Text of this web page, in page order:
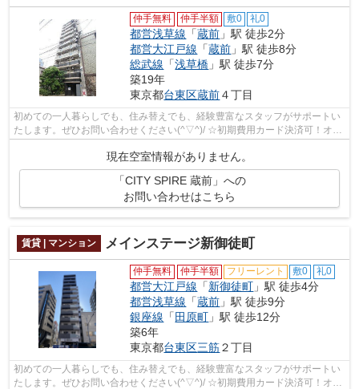
仲手無料 仲手半額 敷0 礼0
都営浅草線 「蔵前 」駅 徒歩2分
都営大江戸線 「蔵前 」駅 徒歩8分
総武線 「浅草橋 」駅 徒歩7分
築19年
東京都台東区蔵前４丁目
初めての一人暮らしでも、住み替えでも、経験豊富なスタッフがサポートい
たします。ぜひお問い合わせください(^▽^)/ ☆初期費用カード決済可！オン
現在空室情報がありません。
「CITY SPIRE 蔵前」への
お問い合わせはこちら
賃貸 | マンション メインステージ新御徒町
仲手無料 仲手半額 フリーレント 敷0 礼0
都営大江戸線 「新御徒町 」駅 徒歩4分
都営浅草線 「蔵前 」駅 徒歩9分
銀座線 「 田原町 」駅 徒歩12分
築6年
東京都台東区三筋２丁目
初めての一人暮らしでも、住み替えでも、経験豊富なスタッフがサポートい
たします。ぜひお問い合わせください(^▽^)/ ☆初期費用カード決済可！オン